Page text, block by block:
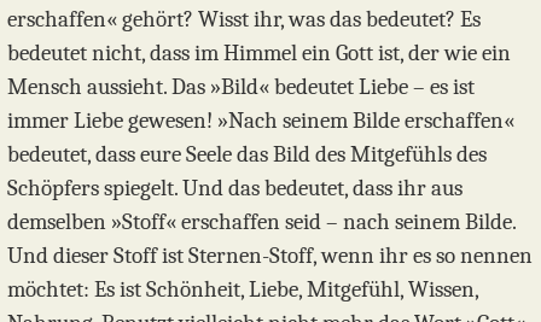
erschaffen« gehört? Wisst ihr, was das bedeutet? Es
bedeutet nicht, dass im Himmel ein Gott ist, der wie ein
Mensch aussieht. Das »Bild« bedeutet Liebe – es ist
immer Liebe gewesen! »Nach seinem Bilde erschaffen«
bedeutet, dass eure Seele das Bild des Mitgefühls des
Schöpfers spiegelt. Und das bedeutet, dass ihr aus
demselben »Stoff« erschaffen seid – nach seinem Bilde.
Und dieser Stoff ist Sternen-Stoff, wenn ihr es so nennen
möchtet: Es ist Schönheit, Liebe, Mitgefühl, Wissen,